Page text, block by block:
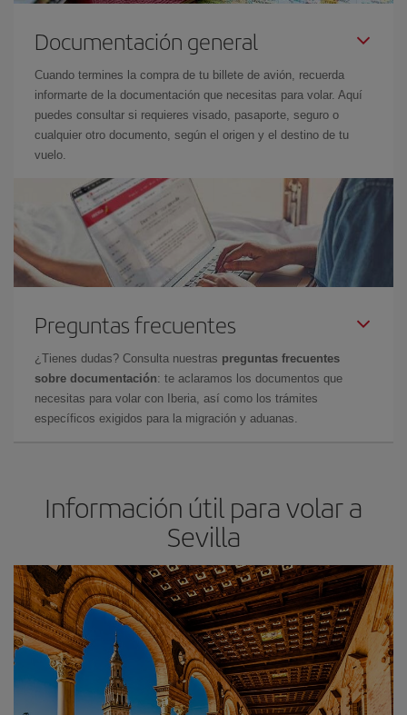
Documentación general
Cuando termines la compra de tu billete de avión, recuerda
informarte de la documentación que necesitas para volar. Aquí
puedes consultar si requieres visado, pasaporte, seguro o
cualquier otro documento, según el origen y el destino de tu
vuelo.
Preguntas frecuentes
¿Tienes dudas? Consulta nuestras preguntas frecuentes
sobre documentación: te aclaramos los documentos que
necesitas para volar con Iberia, así como los trámites
específicos exigidos para la migración y aduanas.
Información útil para volar a
Sevilla